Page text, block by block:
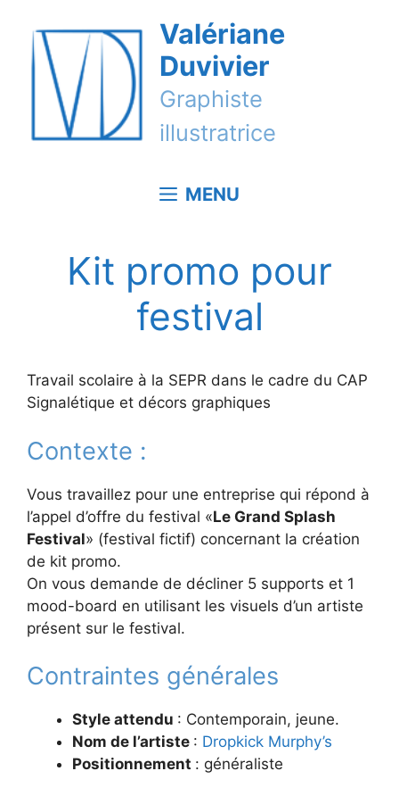
contenu
Valériane
Duvivier
Graphiste
illustratrice
MENU
Kit promo pour
festival
Travail scolaire à la SEPR dans le cadre du CAP
Signalétique et décors graphiques
Contexte :
Vous travaillez pour une entreprise qui répond à
l’appel d’offre du festival «Le Grand Splash
Festival» (festival fictif) concernant la création
de kit promo.
On vous demande de décliner 5 supports et 1
mood-board en utilisant les visuels d’un artiste
présent sur le festival.
Contraintes générales
Style attendu : Contemporain, jeune.
Nom de l’artiste : Dropkick Murphy’s
Positionnement : généraliste